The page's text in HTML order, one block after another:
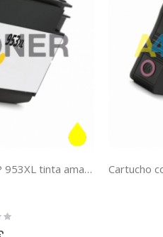
Cartucho compatible HP 953XL tinta amarilla